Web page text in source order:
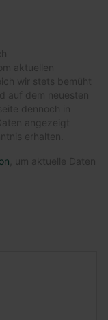
aktuellen
wir stets bemüht
auf dem neuesten
dennoch in
angezeigt
erhalten.
, um aktuelle Daten